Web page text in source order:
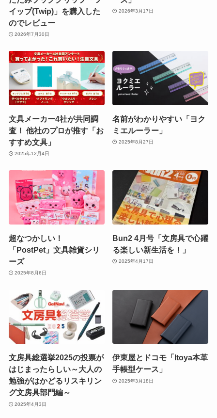
イップ(Twip)」を購入した
のでレビュー
2026年7月30日
2026年3月17日
文具メーカー4社が共同調
査！ 他社のプロが推す「お
すすめ文具」
2025年12月4日
名前がわかりやすい「ヨク
ミエルーラー」
2025年8月27日
超なつかしい！
「PostPet」文具雑貨シリ
ーズ
2025年8月6日
Bun2 4月号「文房具で心躍
る楽しい新生活を！」
2025年4月17日
文房具総選挙2025の投票が
はじまったらしい～大人の
勉強がはかどるリスキリン
グ文房具部門編～
2025年4月3日
伊東屋とドコモ「Itoya本革
手帳型ケース」
2025年3月18日